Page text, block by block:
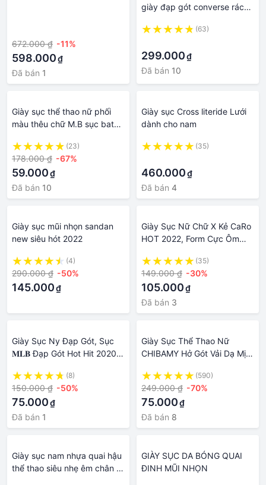
672.000 ₫ -11%
598.000₫
Đã bán 1
giày đạp gót converse rách
box
(63)
299.000₫
Đã bán 10
Giày sục thể thao nữ phối
màu thêu chữ M.B sục bata
(23)
178.000 ₫ -67%
59.000₫
Đã bán 10
Giày sục Cross literide Lưới
dành cho nam
(35)
460.000₫
Đã bán 4
Giày sục mũi nhọn sandan
new siêu hót 2022
(4)
290.000 ₫ -50%
145.000₫
Giày Sục Nữ Chữ X Kẻ CaRo
HOT 2022, Form Cực Ôm
(35)
149.000 ₫ -30%
105.000₫
Đã bán 3
Giày Sục Ny Đạp Gót, Sục
𝐌𝐋𝐁 Đạp Gót Hot Hit 2020
(8)
150.000 ₫ -50%
75.000₫
Đã bán 1
Giày Sục Thể Thao Nữ
CHIBAMY Hở Gót Vải Dạ Mịn
2022
(590)
249.000 ₫ -70%
75.000₫
Đã bán 8
Giày sục nam nhựa quai hậu
thể thao siêu nhẹ êm chân lỗ
GIÀY SỤC DA BÓNG QUAI
ĐINH MŨI NHỌN